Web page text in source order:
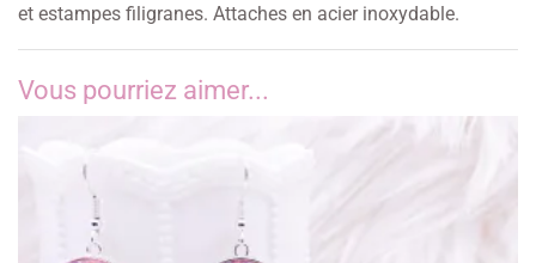
et estampes filigranes. Attaches en acier inoxydable.
Vous pourriez aimer...